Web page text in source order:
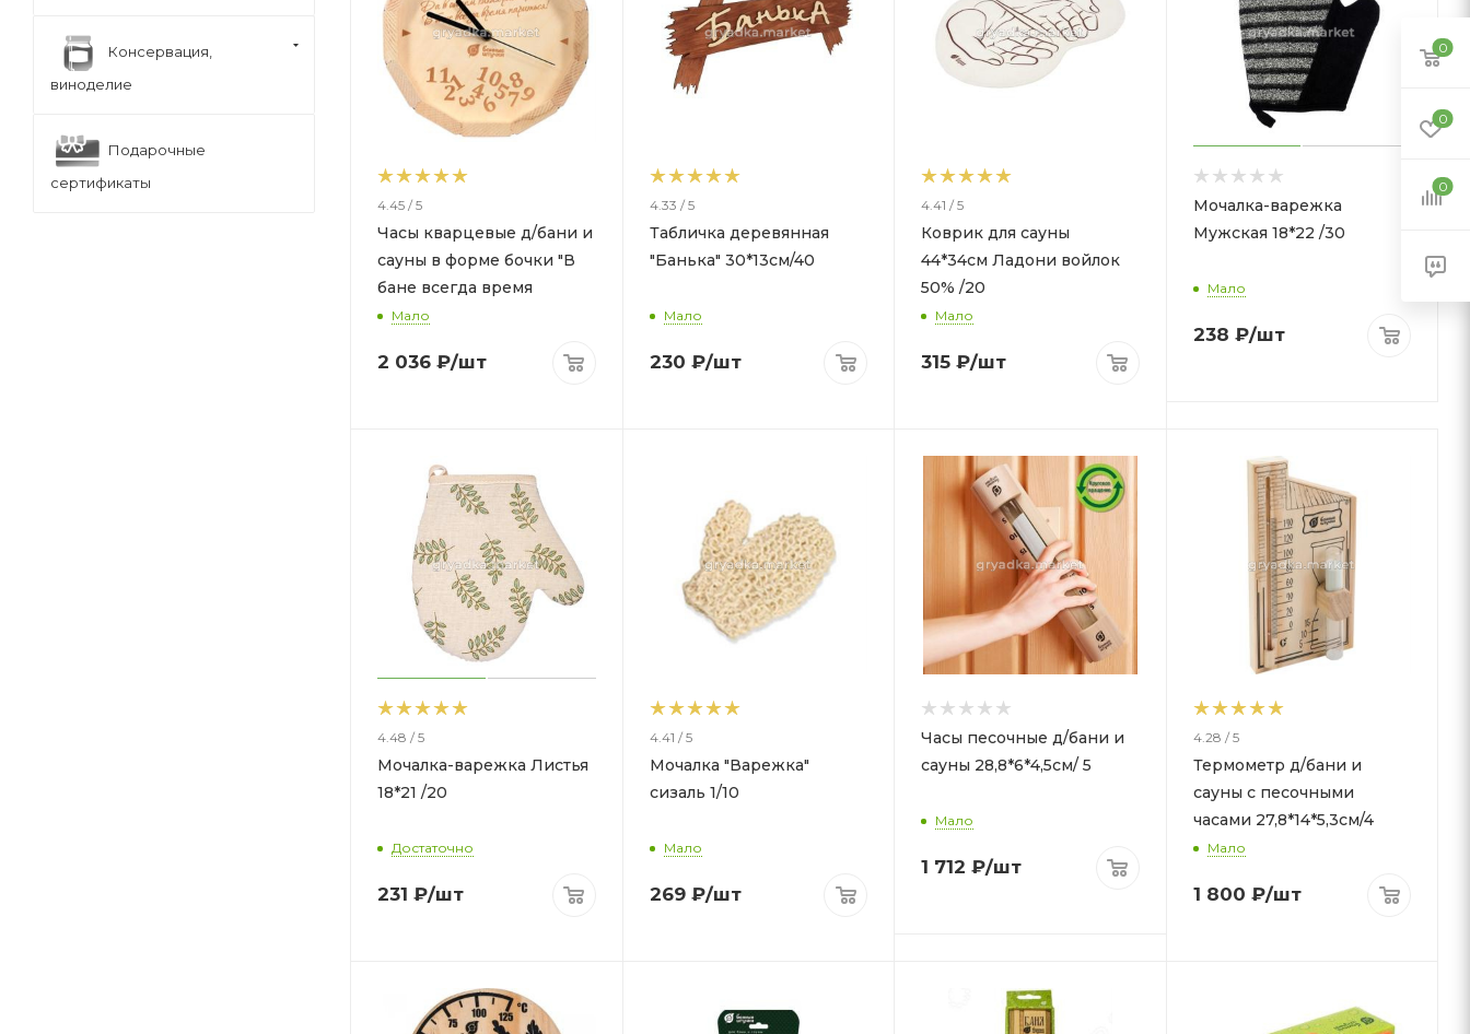
4.45 / 5
Часы кварцевые д/бани и
сауны в форме бочки "В
бане всегда время
париться"27*8см/ 5
Мало
2 036 ₽/шт
4.33 / 5
Табличка деревянная
"Банька" 30*13см/40
Мало
230 ₽/шт
4.41 / 5
Коврик для сауны
44*34см Ладони войлок
50% /20
Мало
315 ₽/шт
Мочалка-варежка
Мужская 18*22 /30
Мало
238 ₽/шт
4.48 / 5
Мочалка-варежка Листья
18*21 /20
Достаточно
231 ₽/шт
4.41 / 5
Мочалка "Варежка"
сизаль 1/10
Мало
269₽/шт
Часы песочные д/бани и
сауны 28,8*6*4,5см/ 5
Мало
1 712 ₽/шт
4.28 / 5
Термометр д/бани и
сауны с песочными
часами 27,8*14*5,3см/4
Мало
1 800 ₽/шт
Консервация,
виноделие
Подарочные
сертификаты
0
0
0